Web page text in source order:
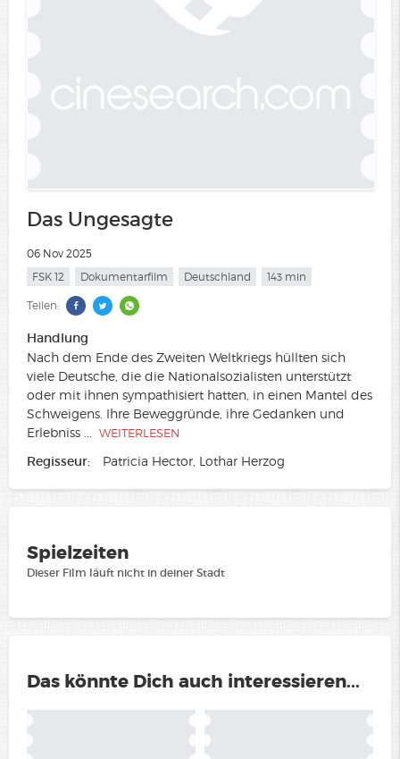
Das Ungesagte
06 Nov 2025
FSK 12
Dokumentarfilm Deutschland 143 min
Teilen:
Handlung
Nach dem Ende des Zweiten Weltkriegs hüllten sich
viele Deutsche, die die Nationalsozialisten unterstützt
oder mit ihnen sympathisiert hatten, in einen Mantel des
Schweigens. Ihre Beweggründe, ihre Gedanken und
Erlebniss
WEITERLESEN
Regisseur: Patricia Hector, Lothar Herzog
Spielzeiten
Dieser Film läuft nicht in deiner Stadt
Das könnte Dich auch interessieren...